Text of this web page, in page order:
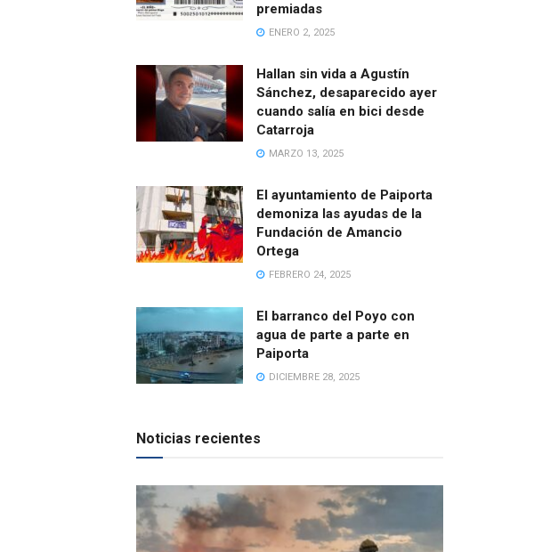
premiadas
ENERO 2, 2025
Hallan sin vida a Agustín
Sánchez, desaparecido ayer
cuando salía en bici desde
Catarroja
MARZO 13, 2025
El ayuntamiento de Paiporta
demoniza las ayudas de la
Fundación de Amancio
Ortega
FEBRERO 24, 2025
El barranco del Poyo con
agua de parte a parte en
Paiporta
DICIEMBRE 28, 2025
Noticias recientes